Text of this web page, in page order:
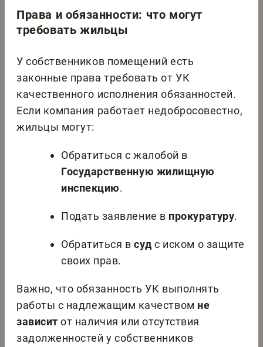
Права и обязанности: что могут
требовать жильцы
У собственников помещений есть
законные права требовать от УК
качественного исполнения обязанностей.
Если компания работает недобросовестно,
жильцы могут:
Обратиться с жалобой в
Государственную жилищную
инспекцию.
Подать заявление в прокуратуру.
Обратиться всуд с иском о защите
своих прав.
Важно, что обязанность УК выполнять
работы с надлежащим качеством не
зависит от наличия или отсутствия
задолженностей у собственников